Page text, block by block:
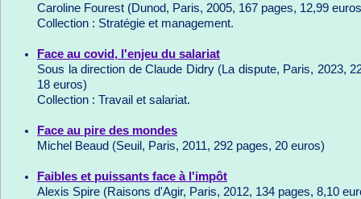
Caroline Fourest (Dunod, Paris, 2005, 167 pages, 12,99
Collection : Stratégie et management.
Face au covid, l'enjeu du salariat
Sous la direction de Claude Didry (La dispute, Paris, 2023,
18 euros)
Collection : Travail et salariat.
Face au pire des mondes
Michel Beaud (Seuil, Paris, 2011, 292 pages, 20 euros)
Faibles et puissants face à l'impôt
Alexis Spire (Raisons d'Agir, Paris, 2012, 134 pages, 8,10